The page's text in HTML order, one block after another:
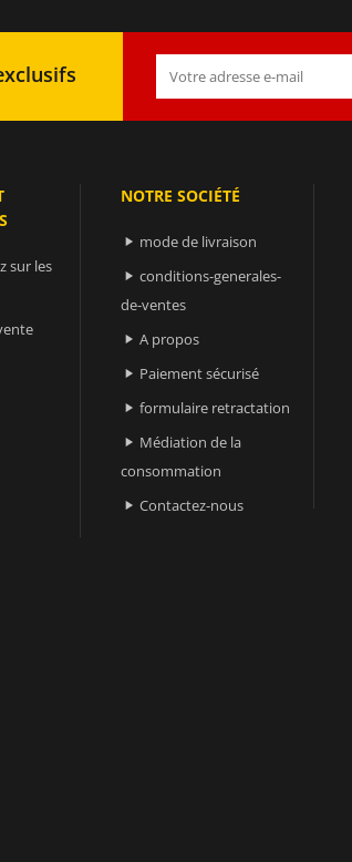
sur les
NOTRE SOCIÉTÉ
 mode de livraison
 conditions-generales-
de-ventes
 A propos
 Paiement sécurisé
 formulaire retractation
 Médiation de la
consommation
 Contactez-nous